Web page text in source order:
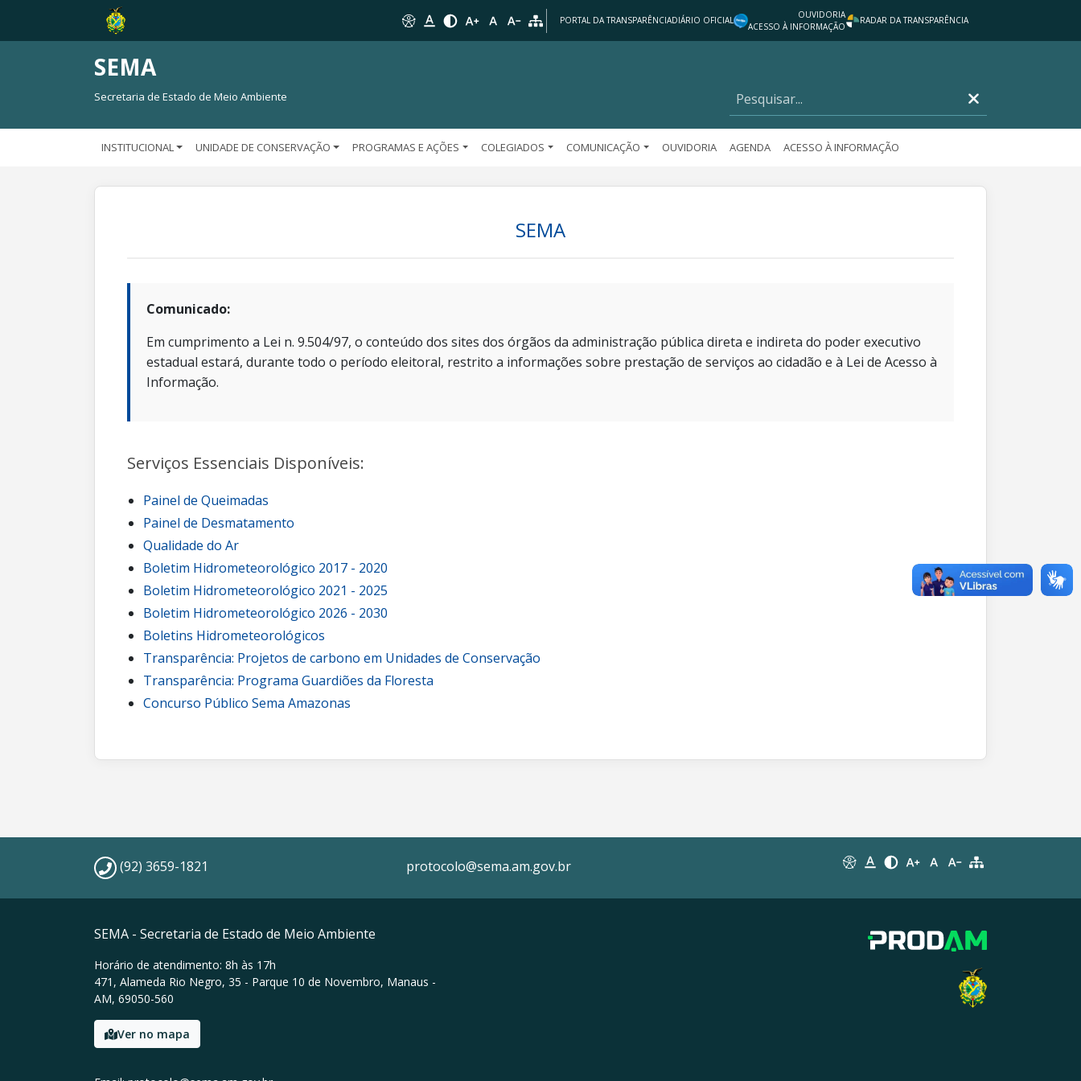
PORTAL DA TRANSPARÊNCIADIÁRIO OFICIAL
OUVIDORIA
ACESSO À INFORMAÇÃO
RADAR DA TRANSPARÊNCIA
SEMA
Secretaria de Estado de Meio Ambiente
INSTITUCIONAL UNIDADE DE CONSERVAÇÃO PROGRAMAS E AÇÕES COLEGIADOS COMUNICAÇÃO OUVIDORIA AGENDA ACESSO À INFORMAÇÃO
SEMA
Comunicado:
Em cumprimento a Lei n. 9.504/97, o conteúdo dos sites dos órgãos da administração pública direta e indireta do poder executivo
estadual estará, durante todo o período eleitoral, restrito a informações sobre prestação de serviços ao cidadão e à Lei de Acesso à
Informação.
Serviços Essenciais Disponíveis:
Painel de Queimadas
Painel de Desmatamento
Qualidade do Ar
Boletim Hidrometeorológico 2017 - 2020
Boletim Hidrometeorológico 2021 - 2025
Boletim Hidrometeorológico 2026 - 2030
Boletins Hidrometeorológicos
Transparência: Projetos de carbono em Unidades de Conservação
Transparência: Programa Guardiões da Floresta
Concurso Público Sema Amazonas
(92) 3659-1821 protocolo@sema.am.gov.br
SEMA - Secretaria de Estado de Meio Ambiente
Horário de atendimento: 8h às 17h
471, Alameda Rio Negro, 35 - Parque 10 de Novembro, Manaus -
AM, 69050-560
Ver no mapa